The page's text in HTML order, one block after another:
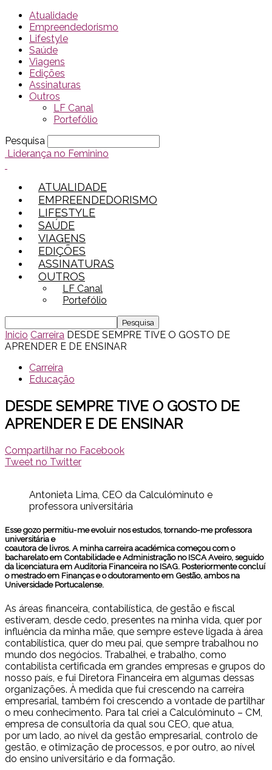
Atualidade
Empreendedorismo
Lifestyle
Saúde
Viagens
Edições
Assinaturas
Outros
LF Canal
Portefólio
Pesquisa
Liderança no Feminino
ATUALIDADE
EMPREENDEDORISMO
LIFESTYLE
SAÚDE
VIAGENS
EDIÇÕES
ASSINATURAS
OUTROS
LF Canal
Portefólio
Inicio Carreira DESDE SEMPRE TIVE O GOSTO DE
APRENDER E DE ENSINAR
Carreira
Educação
DESDE SEMPRE TIVE O GOSTO DE
APRENDER E DE ENSINAR
Compartilhar no Facebook
Tweet no Twitter
Antonieta Lima, CEO da Calculóminuto e
professora universitária
Esse gozo permitiu-me evoluir nos estudos, tornando-me professora
universitária e
coautora de livros. A minha carreira académica começou com o
bacharelato em Contabilidade e Administração no ISCA Aveiro, seguido
da licenciatura em Auditoria Financeira no ISAG. Posteriormente concluí
o mestrado em Finanças e o doutoramento em Gestão, ambos na
Universidade Portucalense.
As áreas financeira, contabilística, de gestão e fiscal
estiveram, desde cedo, presentes na minha vida, quer por
influência da minha mãe, que sempre esteve ligada à área
contabilística, quer do meu pai, que sempre trabalhou no
mundo dos negócios. Trabalhei, e trabalho, como
contabilista certificada em grandes empresas e grupos do
nosso país, e fui Diretora Financeira em algumas dessas
organizações. À medida que fui crescendo na carreira
empresarial, também foi crescendo a vontade de partilhar
o meu conhecimento. Para tal criei a Calculóminuto – CM,
empresa de consultoria da qual sou CEO, que atua,
por um lado, ao nível da gestão empresarial, controlo de
gestão, e otimização de processos, e por outro, ao nível
do ensino universitário e da formação.